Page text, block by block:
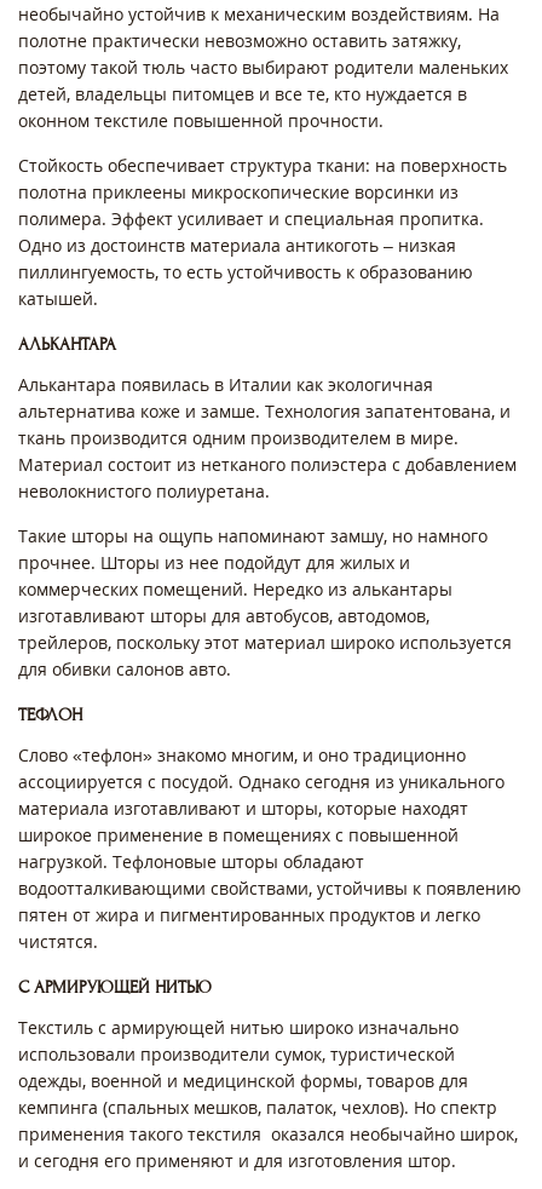
необычайно устойчив к механическим воздействиям. На
полотне практически невозможно оставить затяжку,
поэтому такой тюль часто выбирают родители маленьких
детей, владельцы питомцев и все те, кто нуждается в
оконном текстиле повышенной прочности.
Стойкость обеспечивает структура ткани: на поверхность
полотна приклеены микроскопические ворсинки из
полимера. Эффект усиливает и специальная пропитка.
Одно из достоинств материала антикоготь – низкая
пиллингуемость, то есть устойчивость к образованию
катышей.
АЛЬКАНТАРА
Алькантара появилась в Италии как экологичная
альтернатива коже и замше. Технология запатентована, и
ткань производится одним производителем в мире.
Материал состоит из нетканого полиэстера с добавлением
неволокнистого полиуретана.
Такие шторы на ощупь напоминают замшу, но намного
прочнее. Шторы из нее подойдут для жилых и
коммерческих помещений. Нередко из алькантары
изготавливают шторы для автобусов, автодомов,
трейлеров, поскольку этот материал широко используется
для обивки салонов авто.
ТЕФЛОН
Слово «тефлон» знакомо многим, и оно традиционно
ассоциируется с посудой. Однако сегодня из уникального
материала изготавливают и шторы, которые находят
широкое применение в помещениях с повышенной
нагрузкой. Тефлоновые шторы обладают
водоотталкивающими свойствами, устойчивы к появлению
пятен от жира и пигментированных продуктов и легко
чистятся.
С АРМИРУЮЩЕЙ НИТЬЮ
Текстиль с армирующей нитью широко изначально
использовали производители сумок, туристической
одежды, военной и медицинской формы, товаров для
кемпинга (спальных мешков, палаток, чехлов). Но спектр
применения такого текстиля оказался необычайно широк,
и сегодня его применяют и для изготовления штор.